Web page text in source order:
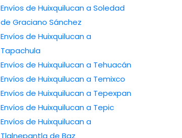
Envíos de Huixquilucan a Soledad
de Graciano Sánchez
Envíos de Huixquilucan a
Tapachula
Envíos de Huixquilucan a Tehuacán
Envíos de Huixquilucan a Temixco
Envíos de Huixquilucan a Tepexpan
Envíos de Huixquilucan a Tepic
Envíos de Huixquilucan a